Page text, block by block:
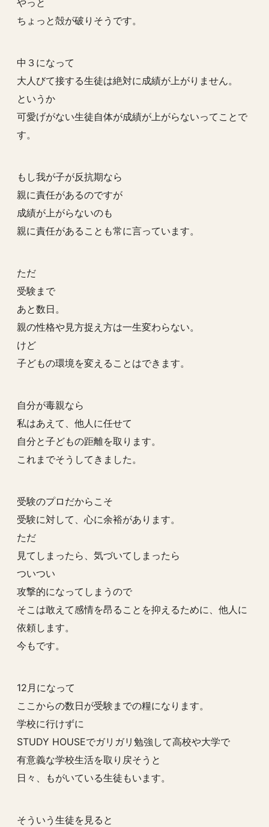
やっと
ちょっと殻が破りそうです。
中３になって
大人びて接する生徒は絶対に成績が上がりません。
というか
可愛げがない生徒自体が成績が上がらないってことで
す。
もし我が子が反抗期なら
親に責任があるのですが
成績が上がらないのも
親に責任があることも常に言っています。
ただ
受験まで
あと数日。
親の性格や見方捉え方は一生変わらない。
けど
子どもの環境を変えることはできます。
自分が毒親なら
私はあえて、他人に任せて
自分と子どもの距離を取ります。
これまでそうしてきました。
受験のプロだからこそ
受験に対して、心に余裕があります。
ただ
見てしまったら、気づいてしまったら
ついつい
攻撃的になってしまうので
そこは敢えて感情を昂ることを抑えるために、他人に
依頼します。
今もです。
12月になって
ここからの数日が受験までの糧になります。
学校に行けずに
STUDY HOUSEでガリガリ勉強して高校や大学で
有意義な学校生活を取り戻そうと
日々、もがいている生徒もいます。
そういう生徒を見ると